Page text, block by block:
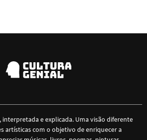
interpretada e explicada. Uma visão diferente
artísticas com o objetivo de enriquecer a